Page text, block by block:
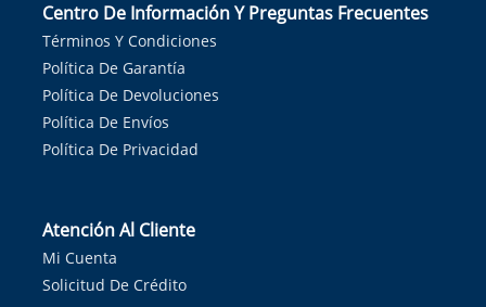
Centro De Información Y Preguntas Frecuentes
Términos Y Condiciones
Política De Garantía
Política De Devoluciones
Política De Envíos
Política De Privacidad
Atención Al Cliente
Mi Cuenta
Solicitud De Crédito